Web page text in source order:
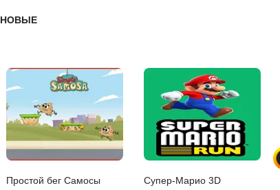
НОВЫЕ
Простой бег Самосы Супер-Марио 3D